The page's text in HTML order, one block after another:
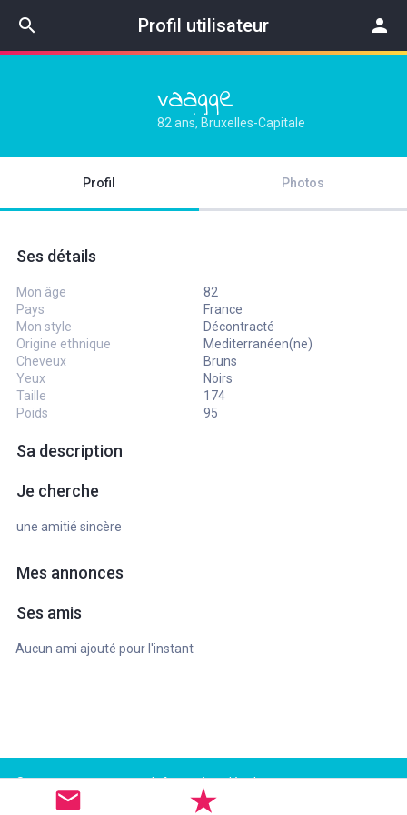
search Profil utilisateur person
vaagge
82 ans, Bruxelles-Capitale
Profil Photos
Ses détails
Mon âge
82
Pays
France
Mon style
Décontracté
Origine ethnique
Mediterranéen(ne)
Cheveux
Bruns
Yeux
Noirs
Taille
174
Poids
95
Sa description
Je cherche
une amitié sincère
Mes annonces
Ses amis
Aucun ami ajouté pour l'instant
Support
Informations légales
Conditions d'utilisation